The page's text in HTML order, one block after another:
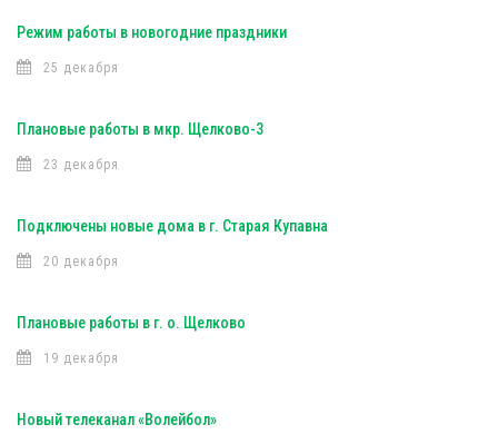
Режим работы в новогодние праздники
25 декабря
Плановые работы в мкр. Щелково-3
23 декабря
Подключены новые дома в г. Старая Купавна
20 декабря
Плановые работы в г. о. Щелково
19 декабря
Новый телеканал «Волейбол»